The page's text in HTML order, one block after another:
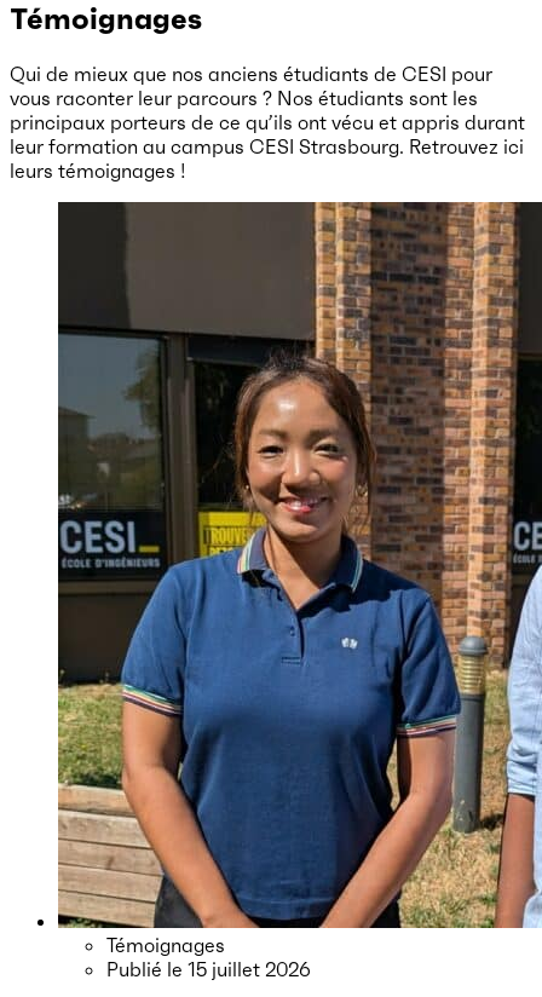
Témoignages
Qui de mieux que nos anciens étudiants de CESI pour
vous raconter leur parcours ? Nos étudiants sont les
principaux porteurs de ce qu’ils ont vécu et appris durant
leur formation au campus CESI Strasbourg. Retrouvez ici
leurs témoignages !
Témoignages
Publié le 15 juillet 2026